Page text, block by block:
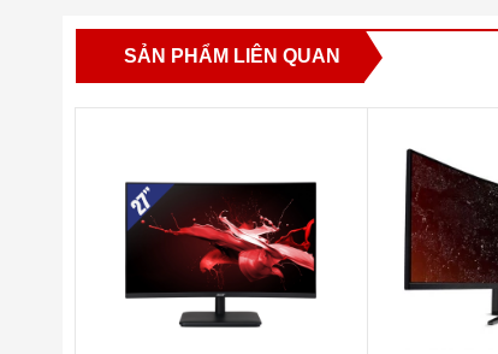
3000:1 (gấp 3 lần màn hình thường) mang lại hình ảnh
THIẾT KẾ HIỆN ĐẠI
Thiết kế hiện đại đậm chất gaming, dòng sản phẩm ED
Tư Vấn Mua Màn hình máy tính
SẢN PHẨM LIÊN QUAN